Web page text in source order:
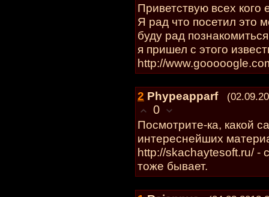
Приветствую всех кого
Я рад что посетил это
буду рад
я пришел с этого
http://
2 Phypeapparf
0
Посмотрите-ка, какой
интереснейших
http://skachaytesoft.ru/ -
тоже бывает.